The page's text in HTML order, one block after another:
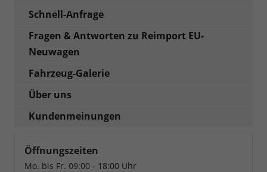
Schnell-Anfrage
Fragen & Antworten zu Reimport EU-
Neuwagen
Fahrzeug-Galerie
Über uns
Kundenmeinungen
Öffnungszeiten
Mo. bis Fr. 09:00 - 18:00 Uhr